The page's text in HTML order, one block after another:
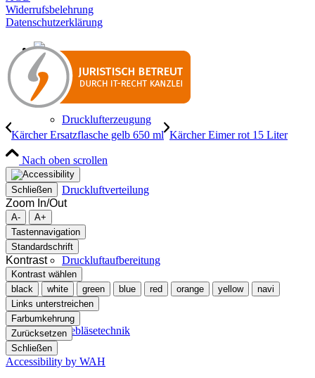
Drucklufterzeugung
Druckluftverteilung
Druckluftaufbereitung
Gebläsetechnik
Widerrufsbelehrung
Datenschutzerklärung
Kärcher Ersatzflasche gelb 650 ml Kärcher Eimer rot 15 Liter
Nach oben scrollen
Schließen
Zoom In/Out
A-
A+
Tastennavigation
Standardschrift
Kontrast
Kontrast wählen
black
white green blue red orange yellow
navi
Links unterstreichen
Farbumkehrung
Zurücksetzen
Schließen
Accessibility by WAH